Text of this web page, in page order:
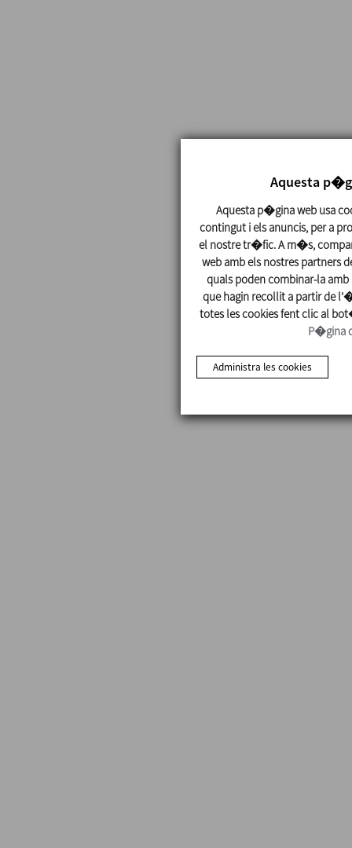
Aquesta
Aquesta p�gina web usa
contingut i els anuncis, per a
el nostre tr�fic. A m�s,
web amb els nostres partners
quals poden combinar-la
que hagin recollit a partir de
totes les cookies fent clic al
P�gina
Administra les cookies